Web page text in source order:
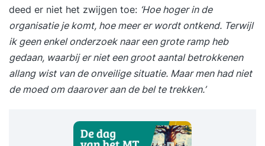
deed er niet het zwijgen toe: ‘Hoe hoger in de
organisatie je komt, hoe meer er wordt ontkend. Terwijl
ik geen enkel onderzoek naar een grote ramp heb
gedaan, waarbij er niet een groot aantal betrokkenen
allang wist van de onveilige situatie. Maar men had niet
de moed om daarover aan de bel te trekken.’